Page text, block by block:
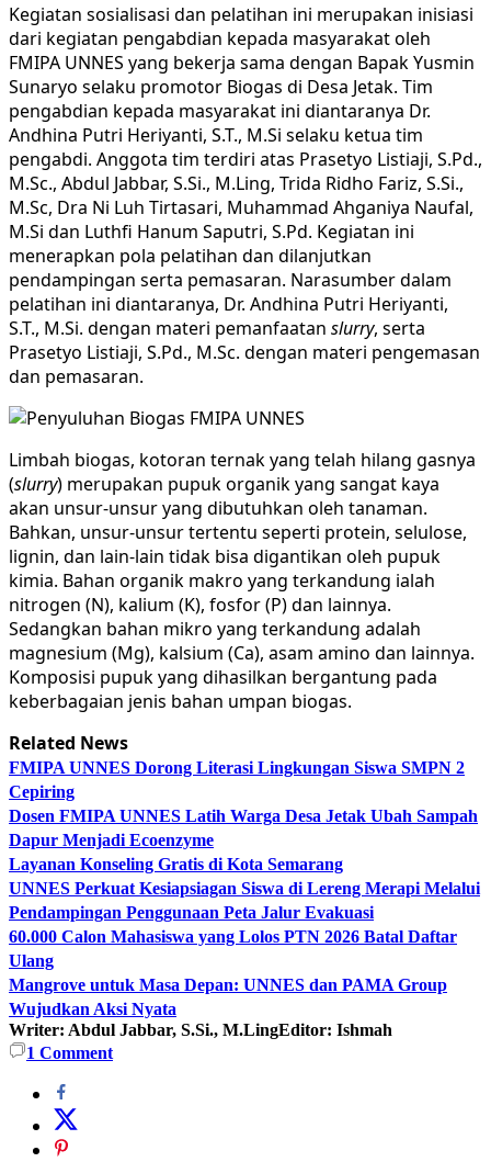
Kegiatan sosialisasi dan pelatihan ini merupakan inisiasi
dari kegiatan pengabdian kepada masyarakat oleh
FMIPA UNNES yang bekerja sama dengan Bapak Yusmin
Sunaryo selaku promotor Biogas di Desa Jetak. Tim
pengabdian kepada masyarakat ini diantaranya Dr.
Andhina Putri Heriyanti, S.T., M.Si selaku ketua tim
pengabdi. Anggota tim terdiri atas Prasetyo Listiaji, S.Pd.,
M.Sc., Abdul Jabbar, S.Si., M.Ling, Trida Ridho Fariz, S.Si.,
M.Sc, Dra Ni Luh Tirtasari, Muhammad Ahganiya Naufal,
M.Si dan Luthfi Hanum Saputri, S.Pd. Kegiatan ini
menerapkan pola pelatihan dan dilanjutkan
pendampingan serta pemasaran. Narasumber dalam
pelatihan ini diantaranya, Dr. Andhina Putri Heriyanti,
S.T., M.Si. dengan materi pemanfaatan slurry, serta
Prasetyo Listiaji, S.Pd., M.Sc. dengan materi pengemasan
dan pemasaran.
Limbah biogas, kotoran ternak yang telah hilang gasnya
(slurry) merupakan pupuk organik yang sangat kaya
akan unsur-unsur yang dibutuhkan oleh tanaman.
Bahkan, unsur-unsur tertentu seperti protein, selulose,
lignin, dan lain-lain tidak bisa digantikan oleh pupuk
kimia. Bahan organik makro yang terkandung ialah
nitrogen (N), kalium (K), fosfor (P) dan lainnya.
Sedangkan bahan mikro yang terkandung adalah
magnesium (Mg), kalsium (Ca), asam amino dan lainnya.
Komposisi pupuk yang dihasilkan bergantung pada
keberbagaian jenis bahan umpan biogas.
Related News
FMIPA UNNES Dorong Literasi Lingkungan Siswa SMPN 2
Cepiring
Dosen FMIPA UNNES Latih Warga Desa Jetak Ubah Sampah
Dapur Menjadi Ecoenzyme
Layanan Konseling Gratis di Kota Semarang
UNNES Perkuat Kesiapsiagan Siswa di Lereng Merapi Melalui
Pendampingan Penggunaan Peta Jalur Evakuasi
60.000 Calon Mahasiswa yang Lolos PTN 2026 Batal Daftar
Ulang
Mangrove untuk Masa Depan: UNNES dan PAMA Group
Wujudkan Aksi Nyata
Writer: Abdul Jabbar, S.Si., M.LingEditor: Ishmah
1 Comment